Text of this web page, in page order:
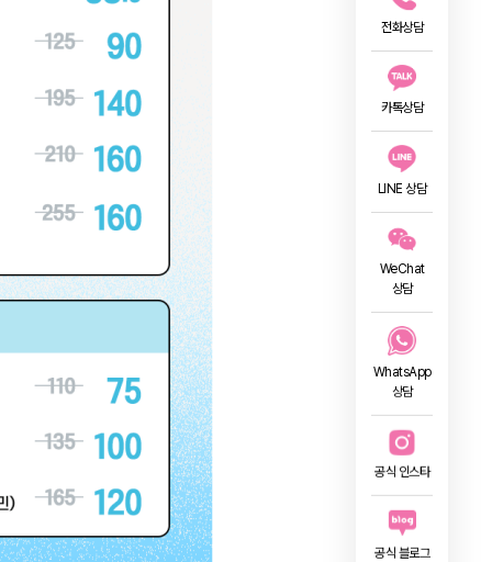
전화상담
카톡상담
LINE 상담
WeChat
상담
WhatsApp
상담
공식 인스타
공식 블로그